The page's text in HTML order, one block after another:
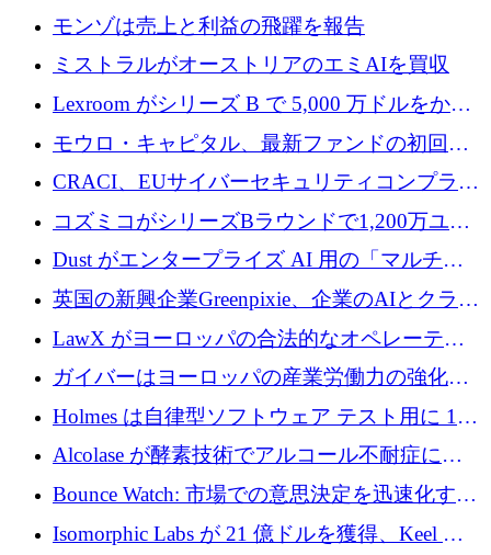
ラウンドで小売業のスプレッドシートをター
ゲットにしています
モンゾは売上と利益の飛躍を報告
ミストラルがオーストリアのエミAIを買収
Lexroom がシリーズ B で 5,000 万ドルをかけ
てヨーロッパ大陸法用の法律 AI を構築
モウロ・キャピタル、最新ファンドの初回ク
ローズで4億ドルを確保
CRACI、EUサイバーセキュリティコンプライ
アンスプラットフォームのために140万ユーロ
コズミコがシリーズBラウンドで1,200万ユー
ロを調達
Dust がエンタープライズ AI 用の「マルチプ
レイヤー」オペレーティング システムを構築
するシリーズ B で 4,000 万ドルを調達
英国の新興企業Greenpixie、企業のAIとクラウ
ドのエネルギー無駄を削減するために470万ポ
ンドを調達
LawX がヨーロッパの合法的なオペレーティ
ング システムを構築するために 750 万ユーロ
を調達
ガイバーはヨーロッパの産業労働力の強化に
貢献するために 140 万ユーロを獲得
Holmes は自律型ソフトウェア テスト用に 110
万ユーロのプレシードを提供して開始
Alcolase が酵素技術でアルコール不耐症に取
り組むために 150 万ユーロを調達
Bounce Watch: 市場での意思決定を迅速化する
ためのインテリジェンス層を構築する
Isomorphic Labs が 21 億ドルを獲得、Keel の